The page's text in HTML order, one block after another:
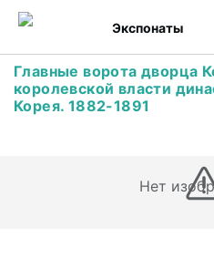
Экспонаты
Главные ворота дворца
королевской власти
Корея. 1882-1891
Нет